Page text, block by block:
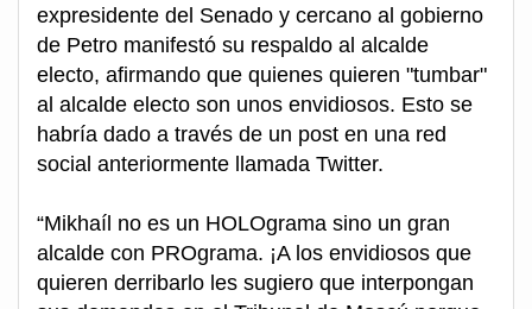
expresidente del Senado y cercano al gobierno
de Petro manifestó su respaldo al alcalde
electo, afirmando que quienes quieren "tumbar"
al alcalde electo son unos envidiosos. Esto se
habría dado a través de un post en una red
social anteriormente llamada Twitter.
“Mikhaíl no es un HOLOgrama sino un gran
alcalde con PROgrama. ¡A los envidiosos que
quieren derribarlo les sugiero que interpongan